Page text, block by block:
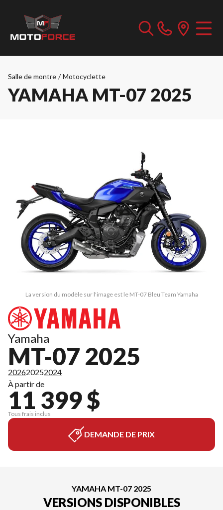
Salle de montre / Motocyclette
YAMAHA MT-07 2025
La version du modèle sur l'image est le MT-07 Bleu Team Yamaha
Yamaha
MT-07 2025
202620252024
À partir de
11 399 $
Tous frais inclus
DEMANDE DE PRIX
YAMAHA MT-07 2025
VERSIONS DISPONIBLES